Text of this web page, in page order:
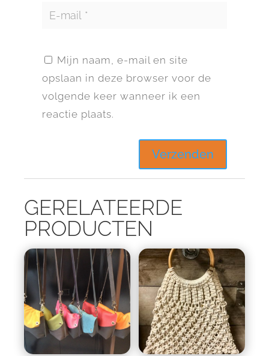
Mijn naam, e-mail en site
opslaan in deze browser voor de
volgende keer wanneer ik een
reactie plaats.
GERELATEERDE
PRODUCTEN